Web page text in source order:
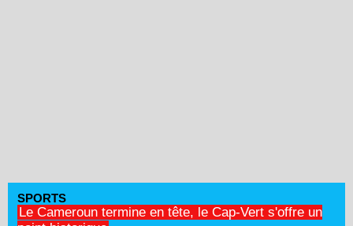
SPORTS
Le Cameroun termine en tête, le Cap-Vert s'offre un